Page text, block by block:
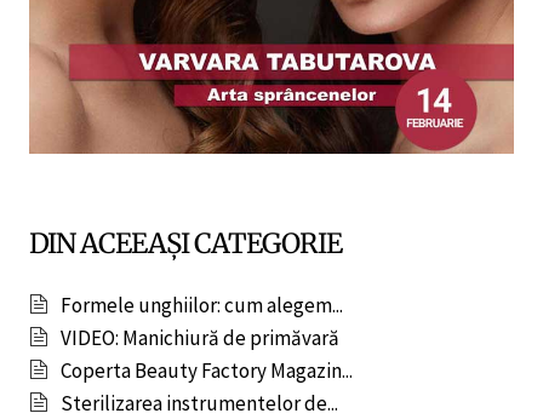
DIN ACEEAȘI CATEGORIE
Formele unghiilor: cum alegem...
VIDEO: Manichiură de primăvară
Coperta Beauty Factory Magazin...
Sterilizarea instrumentelor de...